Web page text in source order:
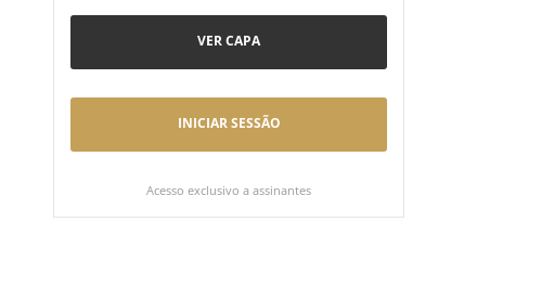
VER CAPA
INICIAR SESSÃO
Acesso exclusivo a assinantes